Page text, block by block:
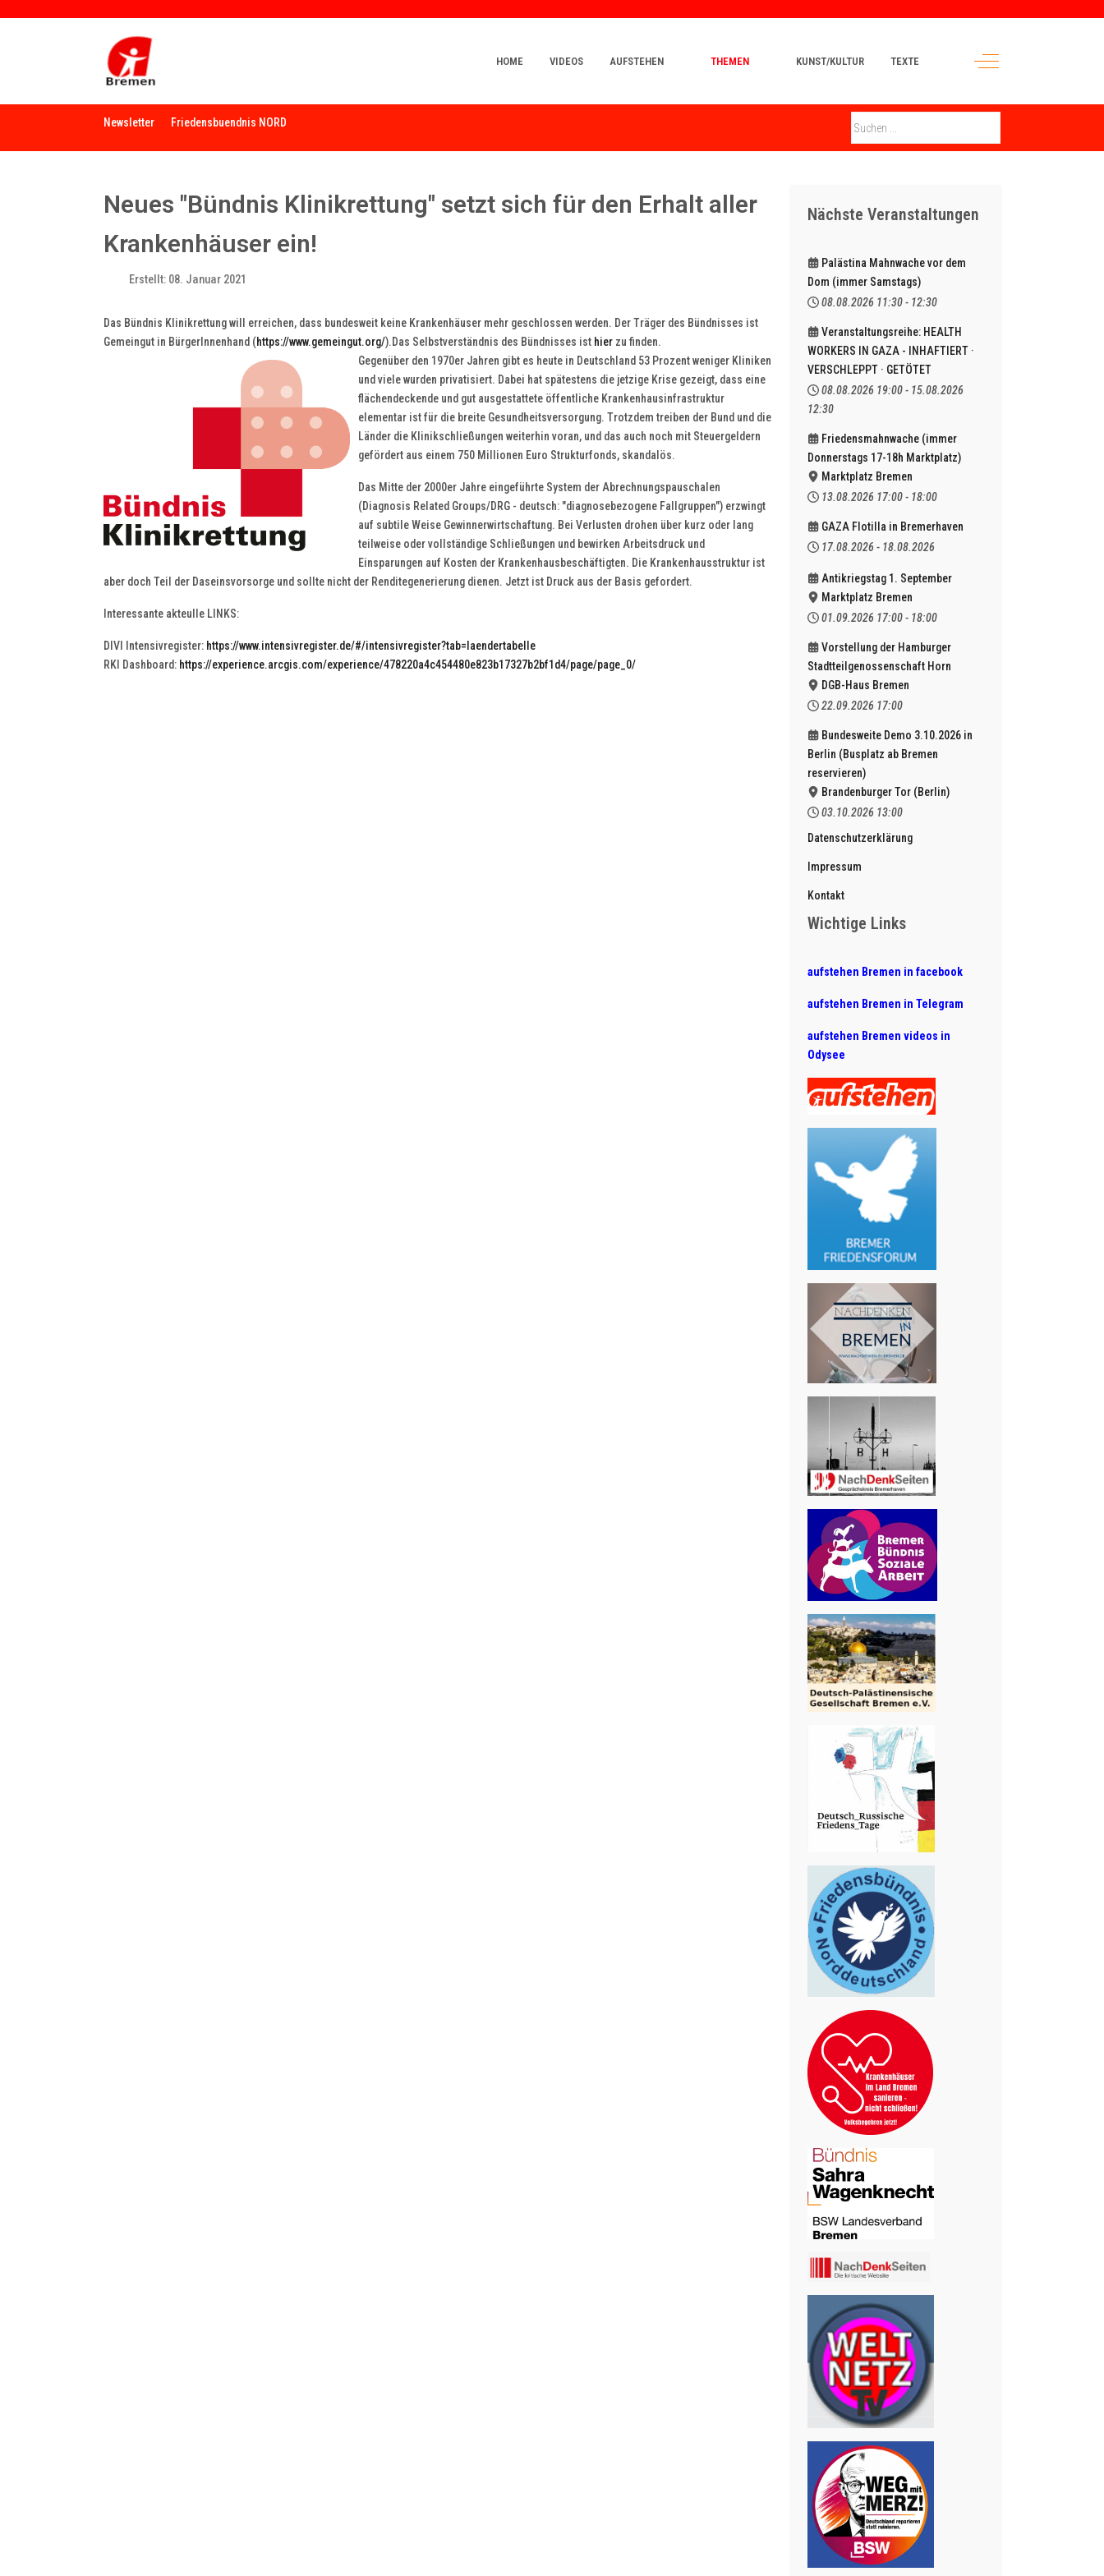
HOME VIDEOS AUFSTEHEN THEMEN KUNST/KULTUR TEXTE Off-Canvas Toggle
Newsletter Friedensbuendnis NORD
Neues "Bündnis Klinikrettung" setzt sich für den Erhalt aller
Krankenhäuser ein!
Erstellt: 08. Januar 2021
Das Bündnis Klinikrettung will erreichen, dass bundesweit keine Krankenhäuser mehr geschlossen werden. Der Träger des Bündnisses ist
Gemeingut in BürgerInnenhand (https://www.gemeingut.org/).Das Selbstverständnis des Bündnisses ist hier zu finden.
Gegenüber den 1970er Jahren gibt es heute in Deutschland 53 Prozent weniger Kliniken
und viele wurden privatisiert. Dabei hat spätestens die jetzige Krise gezeigt, dass eine
flächendeckende und gut ausgestattete öffentliche Krankenhausinfrastruktur
elementar ist für die breite Gesundheitsversorgung. Trotzdem treiben der Bund und die
Länder die Klinikschließungen weiterhin voran, und das auch noch mit Steuergeldern
gefördert aus einem 750 Millionen Euro Strukturfonds, skandalös.
Das Mitte der 2000er Jahre eingeführte System der Abrechnungspauschalen
(Diagnosis Related Groups/DRG - deutsch: "diagnosebezogene Fallgruppen") erzwingt
auf subtile Weise Gewinnerwirtschaftung. Bei Verlusten drohen über kurz oder lang
teilweise oder vollständige Schließungen und bewirken Arbeitsdruck und
Einsparungen auf Kosten der Krankenhausbeschäftigten. Die Krankenhausstruktur ist
aber doch Teil der Daseinsvorsorge und sollte nicht der Renditegenerierung dienen. Jetzt ist Druck aus der Basis gefordert.
Interessante akteulle LINKS:
DIVI Intensivregister: https://www.intensivregister.de/#/intensivregister?tab=laendertabelle
RKI Dashboard: https://experience.arcgis.com/experience/478220a4c454480e823b17327b2bf1d4/page/page_0/
Nächste Veranstaltungen
Palästina Mahnwache vor dem
Dom (immer Samstags)
08.08.2026 11:30- 12:30
Veranstaltungsreihe: HEALTH
WORKERS IN GAZA - INHAFTIERT ·
VERSCHLEPPT · GETÖTET
08.08.2026 19:00- 15.08.2026
12:30
Friedensmahnwache (immer
Donnerstags 17-18h Marktplatz)
Marktplatz Bremen
13.08.2026 17:00- 18:00
GAZA Flotilla in Bremerhaven
17.08.2026 - 18.08.2026
Antikriegstag 1. September
Marktplatz Bremen
01.09.2026 17:00- 18:00
Vorstellung der Hamburger
Stadtteilgenossenschaft Horn
DGB-Haus Bremen
22.09.2026 17:00
Bundesweite Demo 3.10.2026 in
Berlin (Busplatz ab Bremen
reservieren)
Brandenburger Tor (Berlin)
03.10.2026 13:00
Datenschutzerklärung
Impressum
Kontakt
Wichtige Links
aufstehen Bremen in facebook
aufstehen Bremen in Telegram
aufstehen Bremen videos in
Odysee